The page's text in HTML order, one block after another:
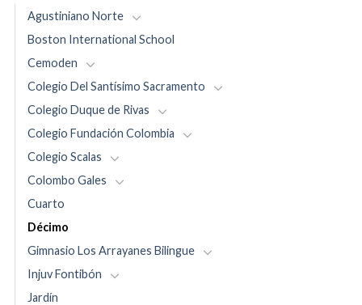
Agustiniano Norte
Boston International School
Cemoden
Colegio Del Santísimo Sacramento
Colegio Duque de Rivas
Colegio Fundación Colombia
Colegio Scalas
Colombo Gales
Cuarto
Décimo
Gimnasio Los Arrayanes Bilingue
Injuv Fontibón
Jardín